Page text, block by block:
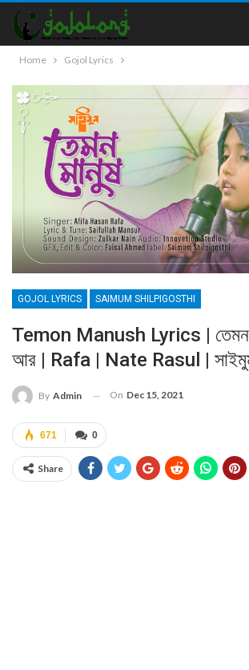
Home Gojol Lyrics
GOJOL LYRICS SAIMUM SHILPIGOSTHI
Temon Manush Lyrics | তেমন
আর | Rafa | Nate Rasul |
By Admin On Dec 15, 2021
0
671
Share